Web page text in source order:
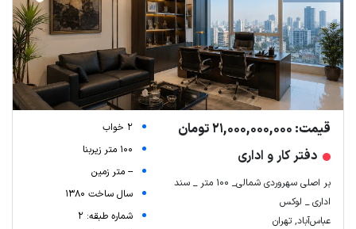
قیمت: 21,000,000,000 تومان
دفتر کار و اداری
بر اصلی سهروردی شمالی_ ۱۰۰ متر _ سند
اداری _ لوکس
عباس‌آباد, تهران
2 خواب
100 متر زیربنا
-- متر زمین
سال ساخت 1380
شماره طبقه: 2